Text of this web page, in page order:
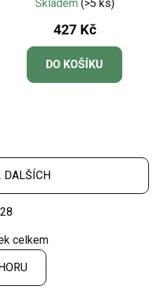
Skladem (>5 ks)
427 Kč
DO KOŠÍKU
DALŠÍCH
28
celkem